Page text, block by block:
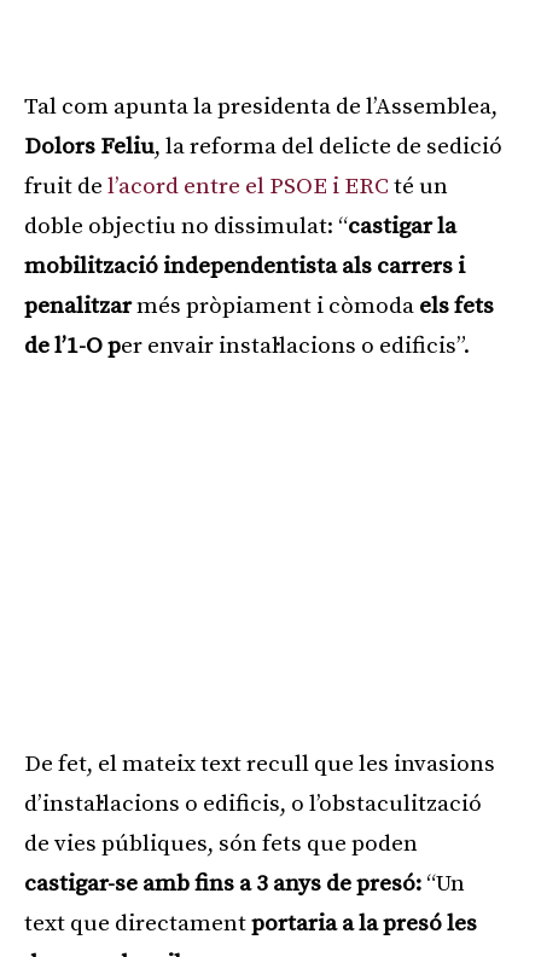
Tal com apunta la presidenta de l’Assemblea,
Dolors Feliu, la reforma del delicte de sedició
fruit de l’acord entre el PSOE i ERC té un
doble objectiu no dissimulat: “castigar la
mobilització independentista als carrers i
penalitzarmés pròpiament i còmoda els fets
de l’1-O per envair instal·lacions o edificis”.
De fet, el mateix text recull que les invasions
d’instal·lacions o edificis, o l’obstaculització
de vies públiques, són fets que poden
castigar-se amb fins a 3 anys de presó: “Un
text que directamentportaria a la presó les